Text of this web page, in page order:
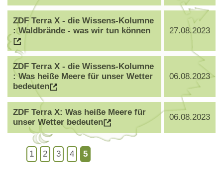
ZDF Terra X - die Wissens-Kolumne
: Waldbrände - was wir tun können
27.08.2023
ZDF Terra X - die Wissens-Kolumne
: Was heiße Meere für unser Wetter
bedeuten
06.08.2023
ZDF Terra X: Was heiße Meere für
unser Wetter bedeuten
06.08.2023
1 2 3 4 5